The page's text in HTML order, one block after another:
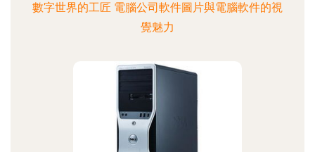
數字世界的工匠 電腦公司軟件圖片與電腦軟件的視
覺魅力